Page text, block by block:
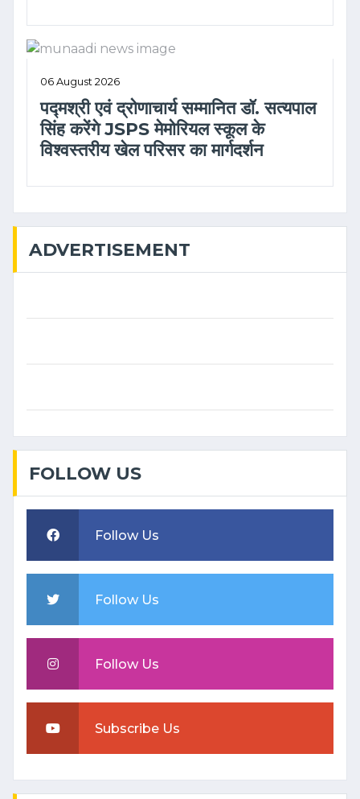
06 August 2026
पद्मश्री एवं द्रोणाचार्य सम्मानित डॉ. सत्यपाल
सिंह करेंगे JSPS मेमोरियल स्कूल के
विश्वस्तरीय खेल परिसर का मार्गदर्शन
ADVERTISEMENT
FOLLOW US
Follow Us
Follow Us
Follow Us
Subscribe Us